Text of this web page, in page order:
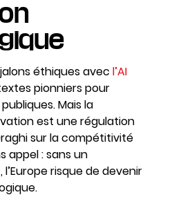
éthiques avec l’AI
pionniers pour
Mais la
est une régulation
sur la compétitivité
appel : sans un
risque de devenir